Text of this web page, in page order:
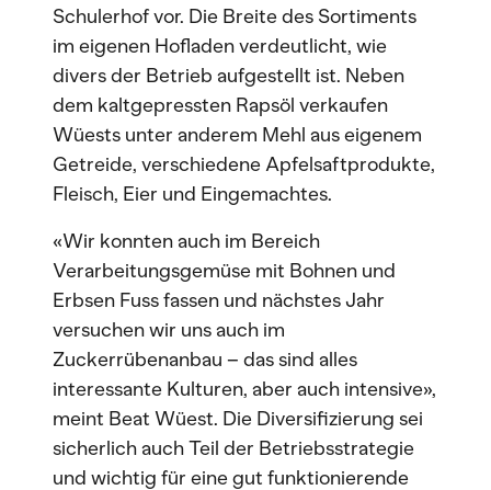
Schulerhof vor. Die Breite des Sortiments
im eigenen Hofladen verdeutlicht, wie
divers der Betrieb aufgestellt ist. Neben
dem kaltgepressten Rapsöl verkaufen
Wüests unter anderem Mehl aus eigenem
Getreide, verschiedene Apfelsaftprodukte,
Fleisch, Eier und Eingemachtes.
«Wir konnten auch im Bereich
Verarbeitungsgemüse mit Bohnen und
Erbsen Fuss fassen und nächstes Jahr
versuchen wir uns auch im
Zuckerrübenanbau – das sind alles
interessante Kulturen, aber auch intensive»,
meint Beat Wüest. Die Diversifizierung sei
sicherlich auch Teil der Betriebsstrategie
und wichtig für eine gut funktionierende